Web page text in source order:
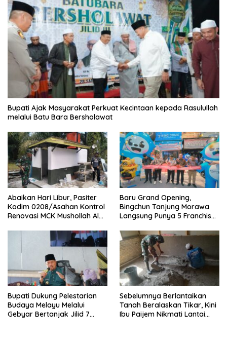
Bupati Ajak Masyarakat Perkuat Kecintaan kepada Rasulullah
melalui Batu Bara Bersholawat
Abaikan Hari Libur, Pasiter
Kodim 0208/Asahan Kontrol
Renovasi MCK Mushollah Al
‎Baru Grand Opening,
Bingchun Tanjung Morawa
Langsung Punya 5 Franchise
Bupati Dukung Pelestarian
Budaya Melayu Melalui
Gebyar Bertanjak Jilid 7
Sebelumnya Berlantaikan
Tanah Beralaskan Tikar, Kini
Ibu Paijem Nikmati Lantai